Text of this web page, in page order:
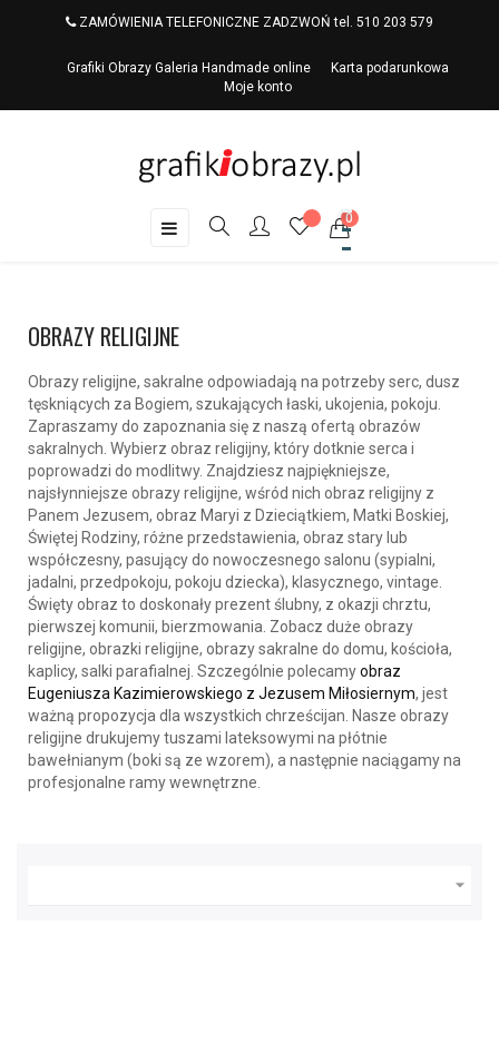
ZAMÓWIENIA TELEFONICZNE ZADZWOŃ tel. 510 203 579
Grafiki Obrazy Galeria Handmade online
Karta podarunkowa
Moje konto
Toggle
☰ 0
OBRAZY RELIGIJNE
Obrazy religijne, sakralne odpowiadają na potrzeby serc, dusz
tęskniących za Bogiem, szukających łaski, ukojenia, pokoju.
Zapraszamy do zapoznania się z naszą ofertą obrazów
sakralnych. Wybierz obraz religijny, który dotknie serca i
poprowadzi do modlitwy. Znajdziesz najpiękniejsze,
najsłynniejsze obrazy religijne, wśród nich obraz religijny z
Panem Jezusem, obraz Maryi z Dzieciątkiem, Matki Boskiej,
Świętej Rodziny, różne przedstawienia, obraz stary lub
współczesny, pasujący do nowoczesnego salonu (sypialni,
jadalni, przedpokoju, pokoju dziecka), klasycznego, vintage.
Święty obraz to doskonały prezent ślubny, z okazji chrztu,
pierwszej komunii, bierzmowania. Zobacz duże obrazy
religijne, obrazki religijne, obrazy sakralne do domu, kościoła,
kaplicy, salki parafialnej. Szczególnie polecamyobraz
Eugeniusza Kazimierowskiego z Jezusem Miłosiernym, jest
ważną propozycja dla wszystkich chrześcijan. Nasze obrazy
religijne drukujemy tuszami lateksowymi na płótnie
bawełnianym (boki są ze wzorem), a następnie naciągamy na
profesjonalne ramy wewnętrzne.
